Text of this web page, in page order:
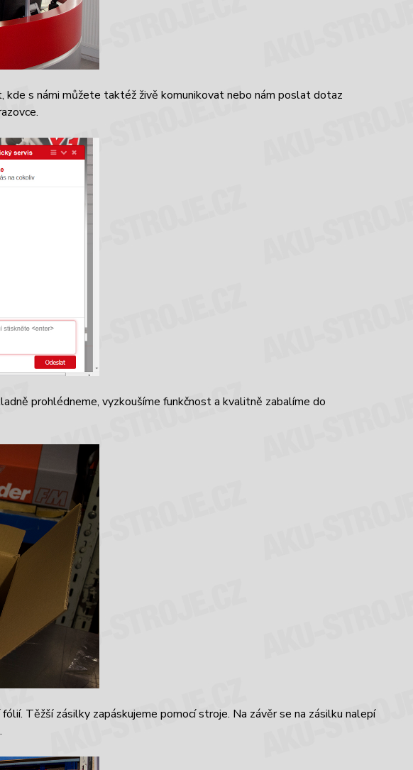
s námi můžete taktéž živě komunikovat nebo nám poslat dotaz
prohlédneme, vyzkoušíme funkčnost a kvalitně zabalíme do
Těžší zásilky zapáskujeme pomocí stroje. Na závěr se na zásilku nalepí